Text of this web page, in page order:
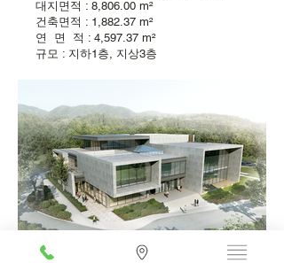
대지면적 : 8,806.00 m²
건축면적 : 1,882.37 m²
연 면 적 : 4,597.37 m²
규모 : 지하1층, 지상3층